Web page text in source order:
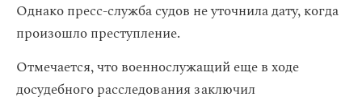
Однако пресс-служба судов не уточнила дату, когда
произошло преступление.
Отмечается, что военнослужащий еще в ходе
досудебного расследования заключил